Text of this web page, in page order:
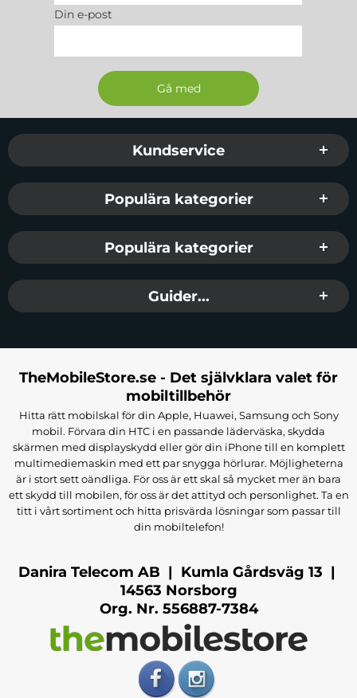
Din e-post
Sidfot Blandad info och länkar
Kundservice
Populära kategorier
Populära kategorier
Guider...
TheMobileStore.se - Det självklara valet för
mobiltillbehör
Hitta rätt mobilskal för din Apple, Huawei, Samsung och Sony
mobil. Förvara din HTC i en passande läderväska, skydda
skärmen med displayskydd eller gör din iPhone till en komplett
multimediemaskin med ett par snygga hörlurar. Möjligheterna
är i stort sett oändliga. För oss är ett skal så mycket mer än bara
ett skydd till mobilen, för oss är det attityd och personlighet. Ta en
titt i vårt sortiment och hitta prisvärda lösningar som passar till
din mobiltelefon!
Danira Telecom AB | Kumla Gårdsväg 13 |
14563 Norsborg
Org. Nr. 556887-7384